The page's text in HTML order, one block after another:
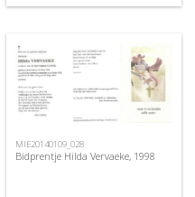
MIE20140109_028
Bidprentje Hilda Vervaeke, 1998